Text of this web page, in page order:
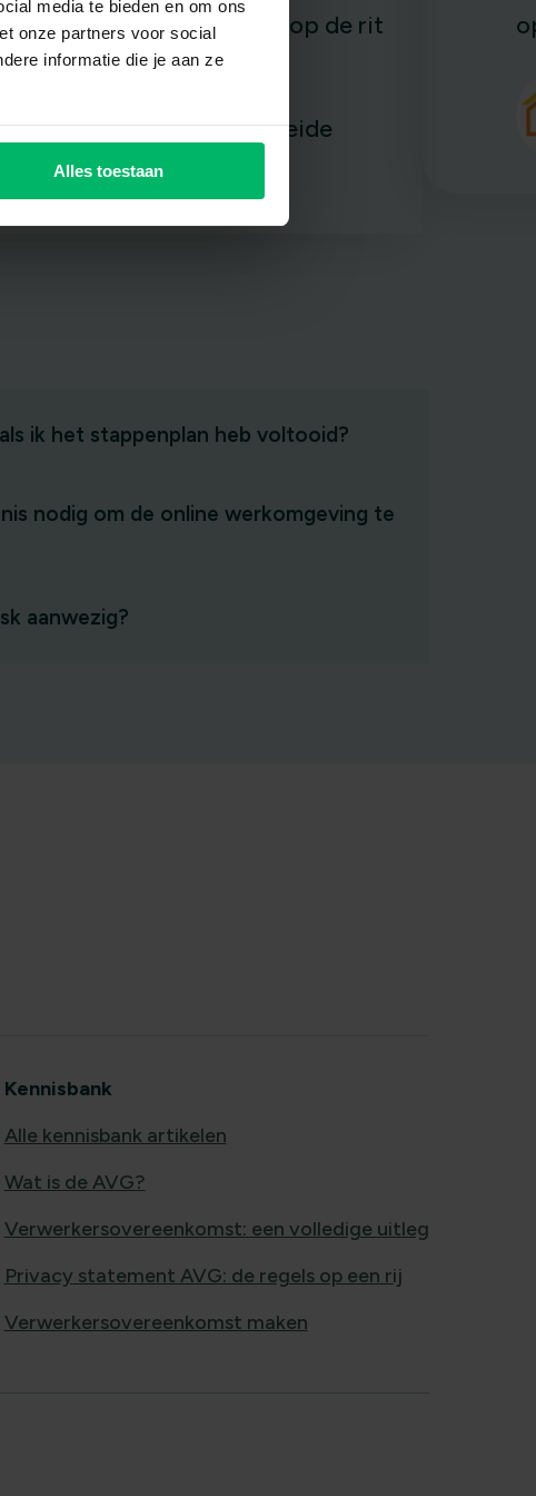
media te bieden en om ons
onze partners voor social
informatie die je aan ze
Alles toestaan
dingen nog niet goed op de rit
hadden.
Dolfijn Begeleide
Vakanties
ik het stappenplan heb voltooid?
nodig om de online werkomgeving te
aanwezig?
Kennisbank
Alle kennisbank artikelen
Wat is de AVG?
Verwerkersovereenkomst: een volledige uitleg
Privacy statement AVG: de regels op een rij
Verwerkersovereenkomst maken